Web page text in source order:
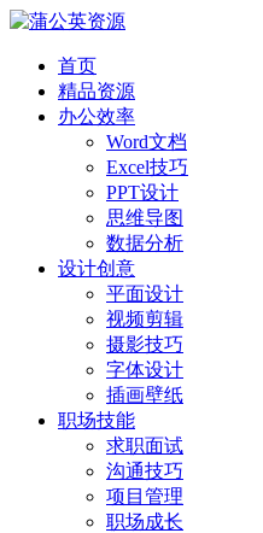
首页
精品资源
办公效率
Word文档
Excel技巧
PPT设计
思维导图
数据分析
设计创意
平面设计
视频剪辑
摄影技巧
字体设计
插画壁纸
职场技能
求职面试
沟通技巧
项目管理
职场成长